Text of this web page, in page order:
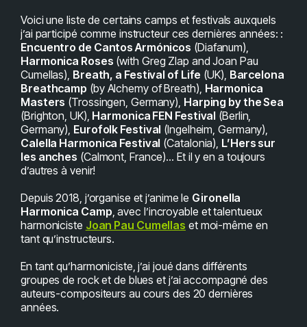
Voici une liste de certains camps et festivals auxquels
j’ai participé comme instructeur ces dernières années: :
Encuentro de Cantos Armónicos (Diafanum),
Harmonica Roses (with Greg Zlap and Joan Pau
Cumellas), Breath, a Festival of Life (UK), Barcelona
Breathcamp (by Alchemy of Breath), Harmonica
Masters (Trossingen, Germany), Harping by the Sea
(Brighton, UK), Harmonica FEN Festival (Berlin,
Germany), Eurofolk Festival (Ingelheim, Germany),
Calella Harmonica Festival (Catalonia), L’Hers sur
les anches (Calmont, France)… Et il y en a toujours
d’autres à venir!
Depuis 2018, j’organise et j’anime le Gironella
Harmonica Camp, avec l’incroyable et talentueux
harmoniciste Joan Pau Cumellas et moi-même en
tant qu’instructeurs.
En tant qu’harmoniciste, j’ai joué dans différents
groupes de rock et de blues et j’ai accompagné des
auteurs-compositeurs au cours des 20 dernières
années.